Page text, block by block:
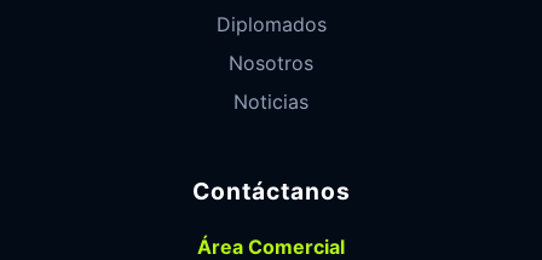
Diplomados
Nosotros
Noticias
Contáctanos
Área Comercial